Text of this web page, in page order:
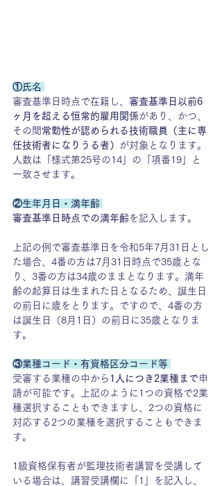
①氏名
審査基準日時点で在籍し、 審査基準日以前6
ヶ月を超える恒常的雇用関係があり、かつ、
その間 常勤性が認められる技術職員（主に専
任技術者になりうる者） が対象となります。
人数は「様式第25号の14」の「項番19」と
一致させます。
②生年月日・満年齢
審査基準日時点での満年齢を記入します。
上記の例で審査基準日を令和5年7月31日とし
た場合、4番の方は7月31日時点で35歳とな
り、3番の方は34歳のままとなります。満年
齢の起算日は生まれた日となるため、誕生日
の前日に歳をとります。ですので、4番の方
は誕生日（8月1日）の前日に35歳となりま
す。
③業種コード・有資格区分コード等
受審する業種の中から 1人につき2業種まで申
請が可能です。上記のように1つの資格で2業
種選択することもできますし、2つの資格に
対応する2つの業種を選択することもできま
す。
1級資格保有者が監理技術者講習を受講して
いる場合は、講習受講欄に「1」を記入し、